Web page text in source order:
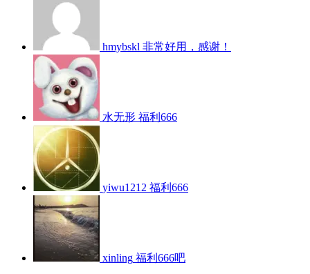
hmybskl 非常好用，感谢！
水无形 福利666
yiwu1212 福利666
xinling 福利666吧